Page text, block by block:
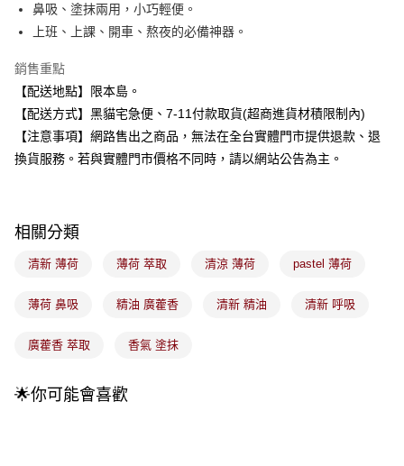
玉山商業銀行
台新國際商業銀行
中國信託商業銀行
Google Pay
全盈+PAY
大哥付你分期
相關說明
【大哥付你分期使用說明】
1.本服務由台灣大哥大提供，台灣大哥大用戶可立即使用無須另外申請。
3.實際核准額度、可分期數及費用金額請依後續交易確認頁面所載為準。
4.訂單成立30分鐘內，如未前往確認交易或遇審核未通過，訂單將自動取
消。如遇「轉專審核」未通過狀況，表示未達大哥付你分期系統評分，恕無
法說明評估內容。
1.分期款項不併入電信帳單，「大哥付你分期」於每月結算日後寄送繳費提
2.透過簡訊連結打開帳單後，可選擇「超商條碼／台灣大直營門市／銀行轉
帳／街口支付／iPASS MONEY」等通路繳費。
【注意事項】
1.本服務係由「台灣大哥大股份有限公司」（以下簡稱本公司）所提供，讓
ATM付款
全家取貨付款
每筆NT$100，滿NT$899(含以上)免運費
7-11取貨付款
付款後7-11取貨
鼻吸、塗抹兩用，小巧輕便。
上班、上課、開車、熬夜的必備神器。
銷售重點
【配送地點】限本島。
【配送方式】黑貓宅急便、7-11付款取貨(超商進貨材積限制內)
【注意事項】網路售出之商品，無法在全台實體門市提供退款、退
換貨服務。若與實體門市價格不同時，請以網站公告為主。
相關分類
清新 薄荷 薄荷 萃取 清涼 薄荷 pastel 薄荷
薄荷 鼻吸 精油 廣藿香 清新 精油 清新 呼吸
廣藿香 萃取 香氣 塗抹
🌟你可能會喜歡